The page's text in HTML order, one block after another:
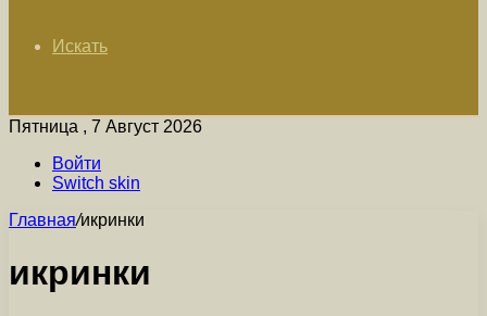
Искать
Пятница , 7 Август 2026
Войти
Switch skin
Главная/икринки
икринки